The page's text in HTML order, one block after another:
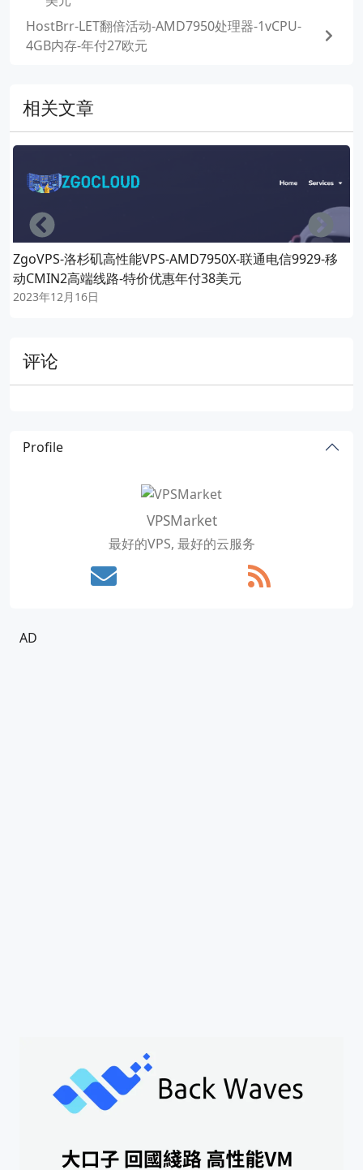
HostBrr-LET翻倍活动-AMD7950处理器-1vCPU-
4GB内存-年付27欧元
相关文章
ZgoVPS-洛杉矶高性能VPS-AMD7950X-联通电信9929-移
动CMIN2高端线路-特价优惠年付38美元
2023年12月16日
Left
评论
Profile
VPSMarket
最好的VPS, 最好的云服务
AD